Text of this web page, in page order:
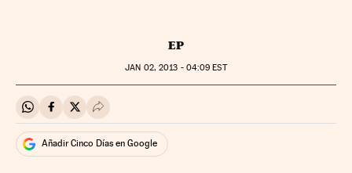
EP
JAN 02, 2013 - 04:09 EST
Compartir en Whatsapp
Compartir en Facebook
Compartir en Twitter
Desplegar Redes Sociales
Añadir Cinco Días en Google